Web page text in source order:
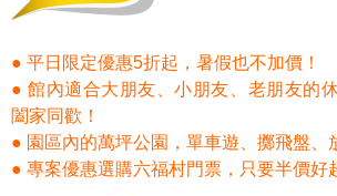
● 平日限定優惠5折起，暑假也不加價！
● 館內適合大朋友、小朋友、老朋友的
闔家同歡！
● 園區內的萬坪公園，單車遊、擲飛盤、
● 專案優惠選購六福村門票，只要半價好